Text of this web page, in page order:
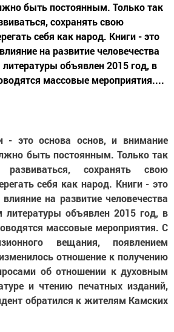
быть постоянным. Только так
сохранять свою
себя как народ. Книги - это
на развитие человечества
объявлен 2015 год, в
массовые мероприятия....
- это основа основ, и внимание
быть постоянным. Только так
сохранять свою
себя как народ. Книги - это
на развитие человечества
литературы объявлен 2015 год, в
массовые мероприятия. С
вещания, появлением
отношение к получению
об отношении к духовным
и чтению печатных изданий,
обратился к жителям Камских